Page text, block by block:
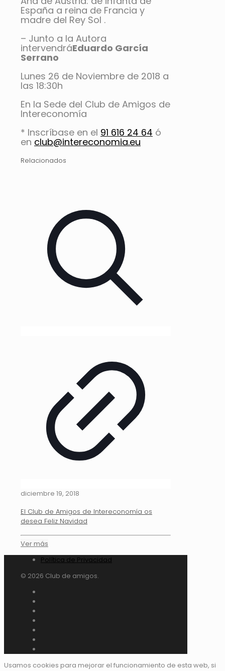
España a reina de Francia y
madre del Rey Sol .
– Junto a la Autora
intervendráEduardo García
Serrano
Lunes 26 de Noviembre de 2018 a
las 18:30h
En la Sede del Club de Amigos de
Intereconomía
* Inscríbase en el 91 616 24 64 ó
en club@intereconomia.eu
Relacionados
diciembre 19, 2018
El Club de Amigos de Intereconomía os
desea Feliz Navidad
Ver más
Política de Privacidad
© 2026 Club de amigos.
Usamos cookies para mejorar el funcionamiento de esta web, si